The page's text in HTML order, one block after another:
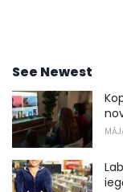
See Newest